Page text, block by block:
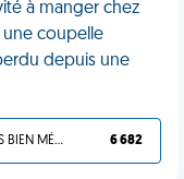
à manger chez
une coupelle
depuis une
TU L'AS BIEN MÉRITÉ 6 682